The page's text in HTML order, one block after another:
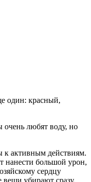
один: красный,
очень любят воду, но
активным действиям.
нанести большой урон,
сердцу
убирают сразу,